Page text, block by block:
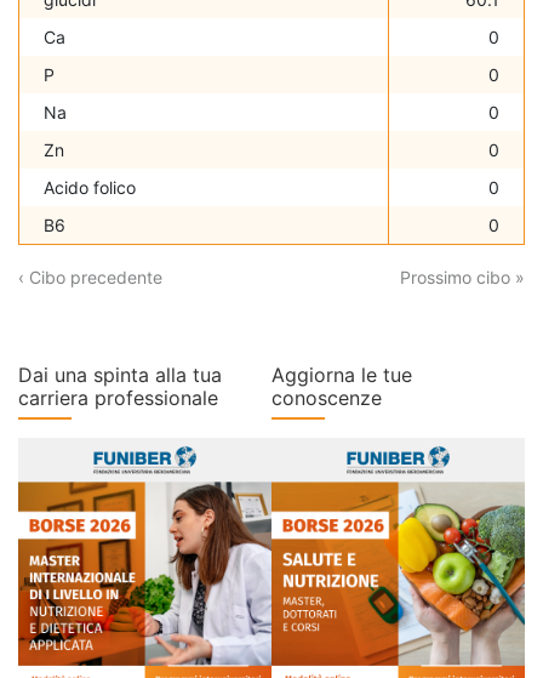
Ca
0
P
0
Na
0
Zn
0
Acido folico
0
B6
0
‹ Cibo precedente Prossimo cibo »
Dai una spinta alla tua
carriera professionale
Aggiorna le tue
conoscenze